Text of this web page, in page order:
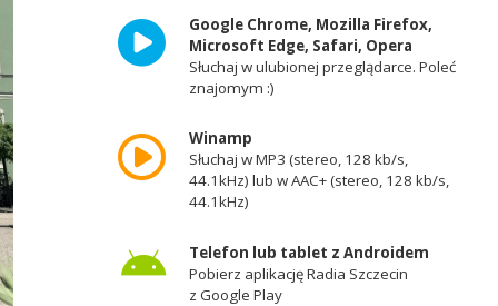
Google Chrome, Mozilla Firefox,
Microsoft Edge, Safari, Opera
Słuchaj w ulubionej przeglądarce. Poleć
znajomym :)
Winamp
Słuchaj w MP3 (stereo, 128 kb/s,
44.1kHz) lub w AAC+ (stereo, 128 kb/s,
44.1kHz)
Telefon lub tablet z Androidem
Pobierz aplikację Radia Szczecin
z Google Play